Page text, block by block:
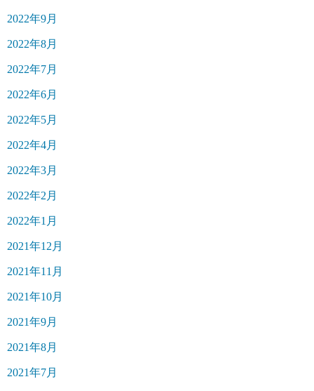
2022年9月
2022年8月
2022年7月
2022年6月
2022年5月
2022年4月
2022年3月
2022年2月
2022年1月
2021年12月
2021年11月
2021年10月
2021年9月
2021年8月
2021年7月